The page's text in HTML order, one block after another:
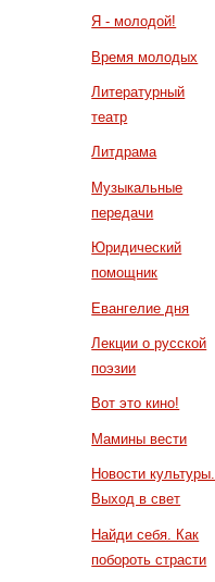
Я - молодой!
Время молодых
Литературный
театр
Литдрама
Музыкальные
передачи
Юридический
помощник
Евангелие дня
Лекции о русской
поэзии
Вот это кино!
Мамины вести
Новости культуры.
Выход в свет
Найди себя. Как
побороть страсти